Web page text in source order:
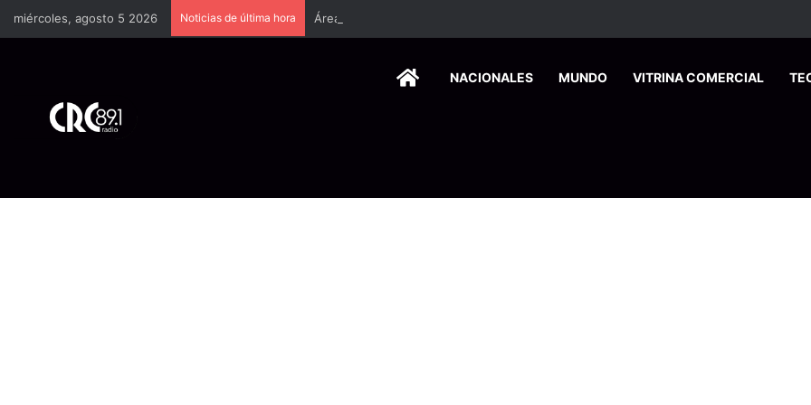
miércoles, agosto 5 2026 Noticias de última hora
HOMENACIONALES MUNDO VITRINA COMERCIAL